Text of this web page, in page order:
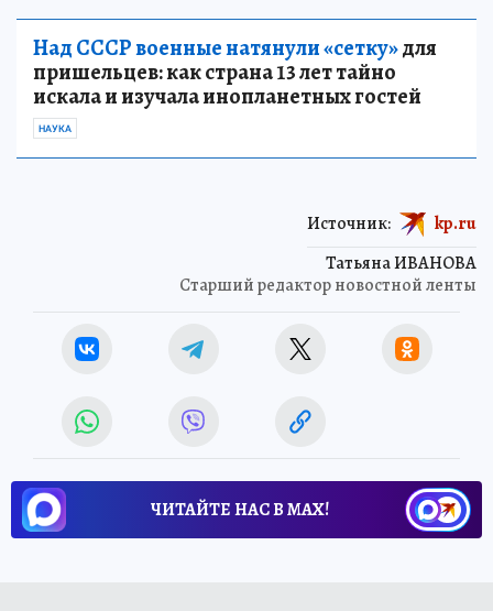
Над СССР военные натянули «сетку»для
пришельцев: как страна 13 лет тайно
искала и изучала инопланетных гостей
НАУКА
Татьяна ИВАНОВА
Старший редактор новостной ленты
Источник: kp.ru
ЧИТАЙТЕ НАС В МАХ!